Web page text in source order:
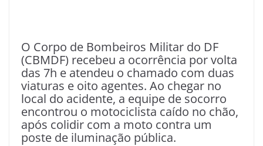
O Corpo de Bombeiros Militar do DF
(CBMDF) recebeu a ocorrência por volta
das 7h e atendeu o chamado com duas
viaturas e oito agentes. Ao chegar no
local do acidente, a equipe de socorro
encontrou o motociclista caído no chão,
após colidir com a moto contra um
poste de iluminação pública.